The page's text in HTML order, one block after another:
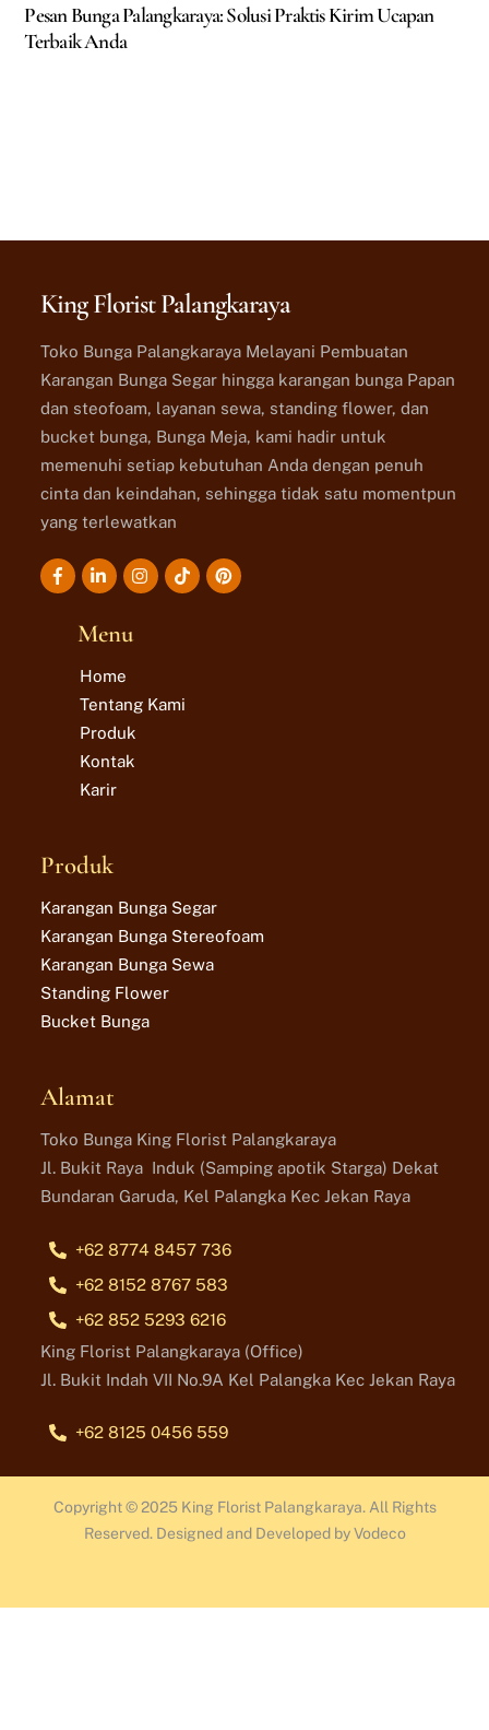
Pesan Bunga Palangkaraya: Solusi Praktis Kirim Ucapan
Terbaik Anda
King Florist Palangkaraya
Toko Bunga Palangkaraya Melayani Pembuatan
Karangan Bunga Segar hingga karangan bunga Papan
dan steofoam, layanan sewa, standing flower, dan
bucket bunga, Bunga Meja, kami hadir untuk
memenuhi setiap kebutuhan Anda dengan penuh
cinta dan keindahan, sehingga tidak satu momentpun
yang terlewatkan
Icon
Icon Icon Icon
Menu
Home
Tentang Kami
Produk
Kontak
Karir
Produk
Karangan Bunga Segar
Karangan Bunga Stereofoam
Karangan Bunga Sewa
Standing Flower
Bucket Bunga
Alamat
Toko Bunga King Florist Palangkaraya
Jl. Bukit Raya Induk (Samping apotik Starga) Dekat
Bundaran Garuda, Kel Palangka Kec Jekan Raya
+62 8774 8457 736
+62 8152 8767 583
+62 852 5293 6216
King Florist Palangkaraya (Office)
Jl. Bukit Indah VII No.9A Kel Palangka Kec Jekan Raya
+62 8125 0456 559
Copyright © 2025 King Florist Palangkaraya. All Rights
Reserved. Designed and Developed by Vodeco